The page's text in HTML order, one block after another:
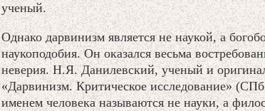
ученый.
Однако дарвинизм является не наукой, а
наукоподобия. Он оказался весьма
неверия. Н.Я. Данилевский, ученый и
«Дарвинизм. Критическое исследование»
именем человека называются не науки, а